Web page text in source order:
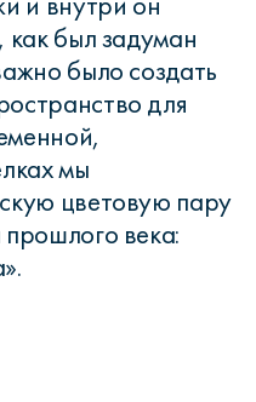
как был задуман
было создать
для
мы
цветовую пару
века: